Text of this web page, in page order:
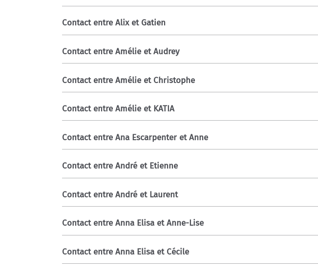
Contact entre Alix et Gatien
Contact entre Amélie et Audrey
Contact entre Amélie et Christophe
Contact entre Amélie et KATIA
Contact entre Ana Escarpenter et Anne
Contact entre André et Etienne
Contact entre André et Laurent
Contact entre Anna Elisa et Anne-Lise
Contact entre Anna Elisa et Cécile